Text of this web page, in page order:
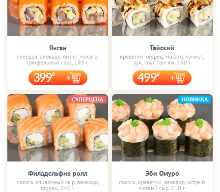
Янган
лакедра, авокадо, омлет, масаго,
трюфельный соус, 195 г.
399
Тайский
креветки, огурец, масаго, кунжут,
лук, соус том ям, 230 г.
499
Филадельфия ролл
лосось, сливочный сыр, авокадо,
огурец, 240 г.
СУПЕРЦЕНА
Эби Омуро
лосось, креветки, авокадо, острый
мягкий сыр, 210 г.
НОВИНКА